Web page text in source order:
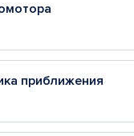
приближения